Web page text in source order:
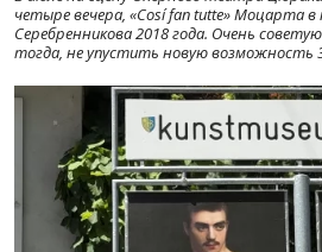
четыре вечера, «Cosí fan tutte» Моцарта в
Серебренникова 2018 года. Очень
тогда, не упустить новую возможность